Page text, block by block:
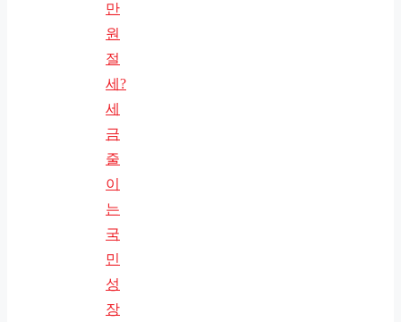
만
원
절
세?
세
금
줄
이
는
국
민
성
장